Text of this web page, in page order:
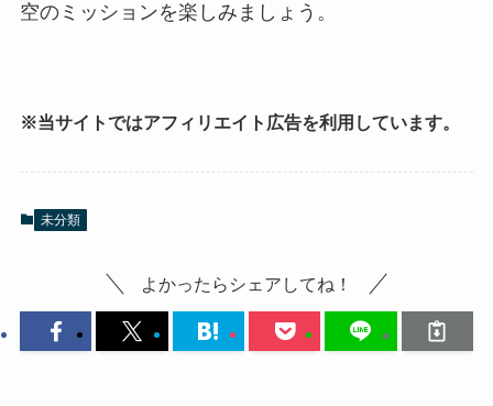
空のミッションを楽しみましょう。
※当サイトではアフィリエイト広告を利用しています。
未分類
よかったらシェアしてね！